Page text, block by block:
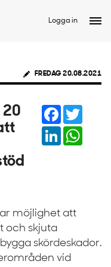
Logga in
FREDAG 20.08.2021
20
Facebook
LinkedIn
möjlighet att
och skjuta
skördeskador.
vid